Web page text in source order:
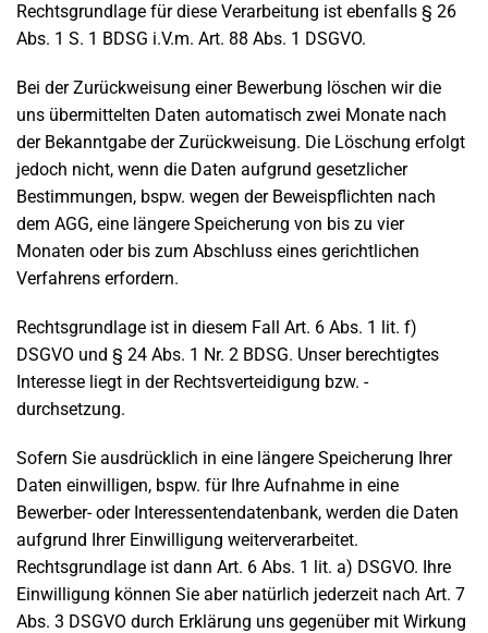
Rechtsgrundlage für diese Verarbeitung ist ebenfalls § 26
Abs. 1 S. 1 BDSG i.V.m. Art. 88 Abs. 1 DSGVO.
Bei der Zurückweisung einer Bewerbung löschen wir die
uns übermittelten Daten automatisch zwei Monate nach
der Bekanntgabe der Zurückweisung. Die Löschung erfolgt
jedoch nicht, wenn die Daten aufgrund gesetzlicher
Bestimmungen, bspw. wegen der Beweispflichten nach
dem AGG, eine längere Speicherung von bis zu vier
Monaten oder bis zum Abschluss eines gerichtlichen
Verfahrens erfordern.
Rechtsgrundlage ist in diesem Fall Art. 6 Abs. 1 lit. f)
DSGVO und § 24 Abs. 1 Nr. 2 BDSG. Unser berechtigtes
Interesse liegt in der Rechtsverteidigung bzw. -
durchsetzung.
Sofern Sie ausdrücklich in eine längere Speicherung Ihrer
Daten einwilligen, bspw. für Ihre Aufnahme in eine
Bewerber- oder Interessentendatenbank, werden die Daten
aufgrund Ihrer Einwilligung weiterverarbeitet.
Rechtsgrundlage ist dann Art. 6 Abs. 1 lit. a) DSGVO. Ihre
Einwilligung können Sie aber natürlich jederzeit nach Art. 7
Abs. 3 DSGVO durch Erklärung uns gegenüber mit Wirkung